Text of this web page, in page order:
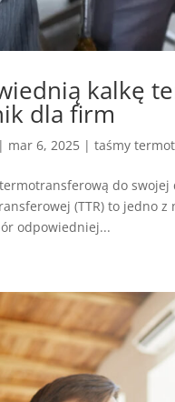
kalkę
dla firm
mar 6, 2025 |taśmy
do
(TTR) to jedno
odpowiedniej...